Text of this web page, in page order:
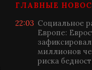
ГЛАВНЫЕ
22:03 Социальное
Европе:
миллионов
риска